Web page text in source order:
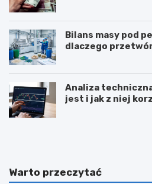
Bilans masy pod
dlaczego
Analiza
jest i jak z niej
Z
d
T
c
Warto przeczytać